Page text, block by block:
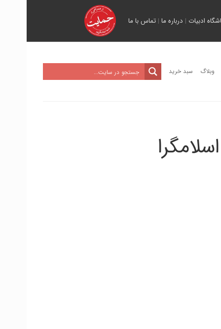
ادبیات | درباره ما |تماس با ما
وبلاگ سبد خرید